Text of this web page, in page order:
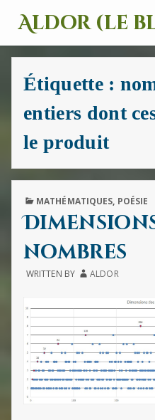
Aldor (le
Un
site
avec
des
des
images
et
des
sons
Étiquette :
entiers dont
le produit
PUBLISHED
MATHÉMATIQUES, POÉSIE
nombres
WRITTEN BY ALDOR